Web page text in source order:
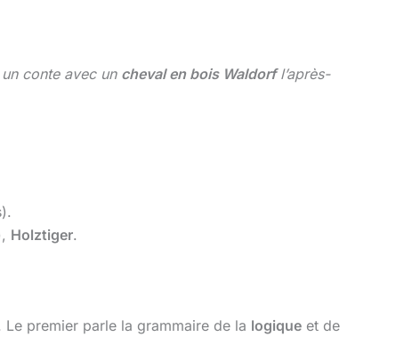
conte avec un cheval en bois Waldorfl’après-
Holztiger.
premier parle la grammaire de la logique et de